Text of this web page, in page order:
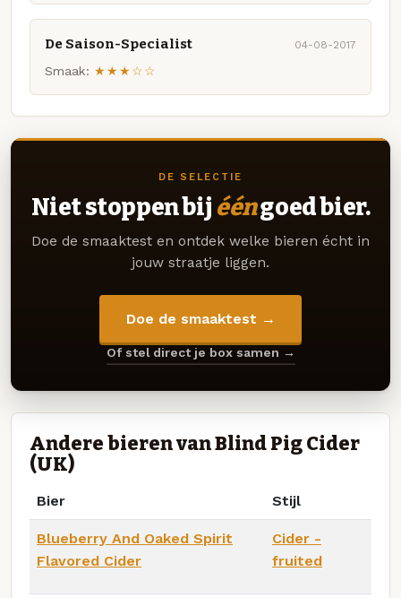
De Saison-Specialist 04-08-2017
Smaak: ★★★☆☆
DE SELECTIE
Niet stoppen bij ééngoed bier.
Doe de smaaktest en ontdek welke bieren écht in
jouw straatje liggen.
Doe de smaaktest →
Of stel direct je box samen →
Andere bieren van Blind Pig Cider
(UK)
Bier Stijl
Blueberry And Oaked Spirit
Flavored Cider
Cider -
fruited